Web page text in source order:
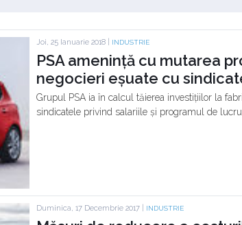
Joi, 25 Ianuarie 2018 | INDUSTRIE
PSA amenință cu mutarea
negocieri eșuate cu
Grupul PSA ia în calcul tăierea investițiilor la
sindicatele privind salariile și programul de
Duminica, 17 Decembrie 2017 | INDUSTRIE